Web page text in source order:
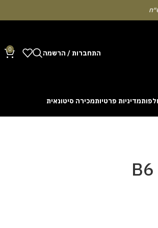
התחברות / הרשמה 0
מדיניות פרטיותמכירה סיטונאית
cash out before a rising multiplier disappears
with the interface. Some enthusiasts share